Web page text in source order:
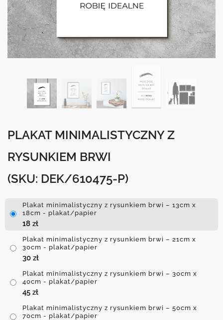
PLAKAT MINIMALISTYCZNY Z
RYSUNKIEM BRWI
(SKU: DEK/610475-P)
Plakat minimalistyczny z rysunkiem brwi – 13cm x
18cm - plakat/papier
18 zł
Plakat minimalistyczny z rysunkiem brwi – 21cm x
30cm - plakat/papier
30 zł
Plakat minimalistyczny z rysunkiem brwi – 30cm x
40cm - plakat/papier
45 zł
Plakat minimalistyczny z rysunkiem brwi – 50cm x
70cm - plakat/papier